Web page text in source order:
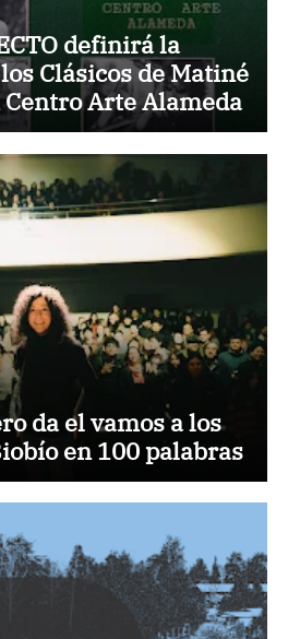
definirá la
Clásicos de Matiné
Centro Arte Alameda
da el vamos a los
en 100 palabras